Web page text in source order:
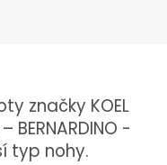
značky KOEL
-
typ nohy.